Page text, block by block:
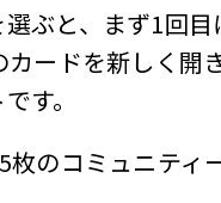
ぶと、まず1回
ードを新しく
す。
のコミュニテ